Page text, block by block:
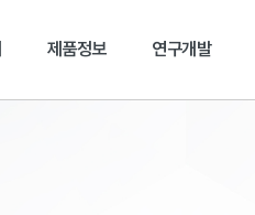
제품정보 연구개발